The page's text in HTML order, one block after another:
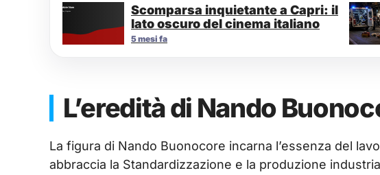
Scomparsa inquietante a Capri: il
lato oscuro del cinema italiano
5 mesi fa
L’eredità di Nando
La figura di Nando Buonocore incarna l’essenza del
abbraccia la Standardizzazione e la produzione